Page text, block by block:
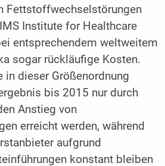
Fettstoffwechselstörungen
Institute for Healthcare
entsprechendem weltweitem
sogar rückläufige Kosten.
in dieser Größenordnung
bis 2015 nur durch
Anstieg von
erreicht werden, während
aufgrund
konstant bleiben